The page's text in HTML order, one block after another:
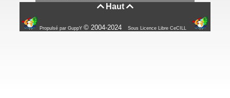
Haut 
Propulsé par GuppY© 2004-2024 Sous Licence Libre CeCILL